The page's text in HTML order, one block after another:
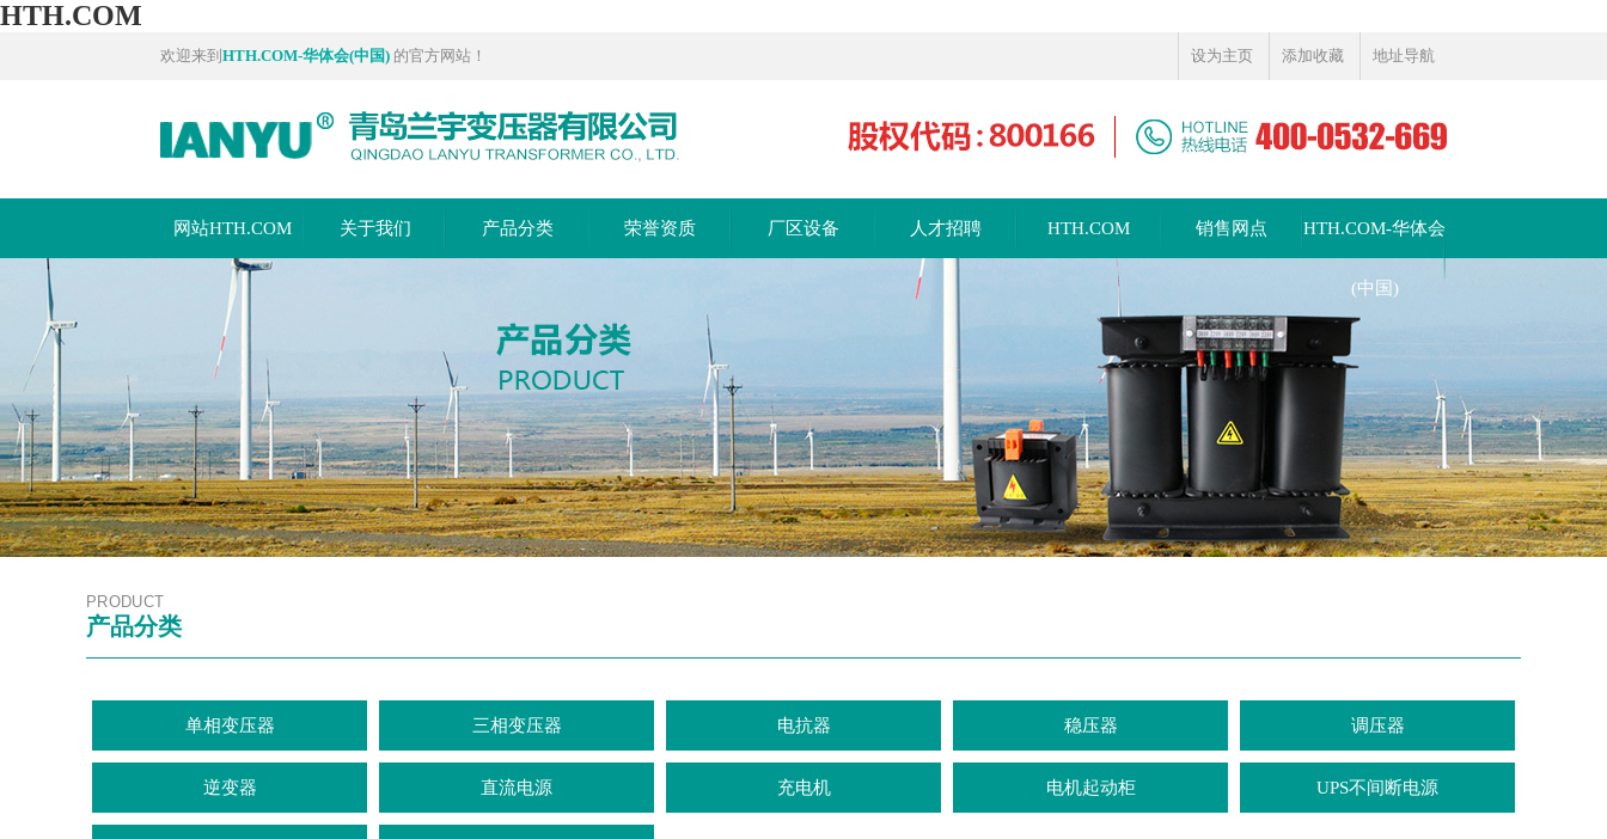
HTH.COM
欢迎来到HTH.COM-华体会(中国) 的官方网站！ 设为主页 添加收藏 地址导航
网站HTH.COM 关于我们 产品分类 荣誉资质 厂区设备 人才招聘 HTH.COM 销售网点 HTH.COM-华体会
(中国)
PRODUCT
产品分类
单相变压器 三相变压器 电抗器 稳压器 调压器
逆变器 直流电源 充电机 电机起动柜 UPS不间断电源